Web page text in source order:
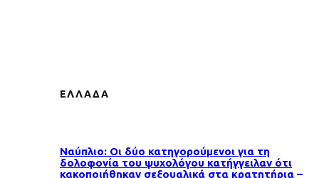
ΕΛΛΑΔΑ
Ναύπλιο: Οι δύο κατηγορούμενοι για τη
δολοφονία του ψυχολόγου κατήγγειλαν ότι
κακοποιήθηκαν σεξουαλικά στα κρατητήρια –